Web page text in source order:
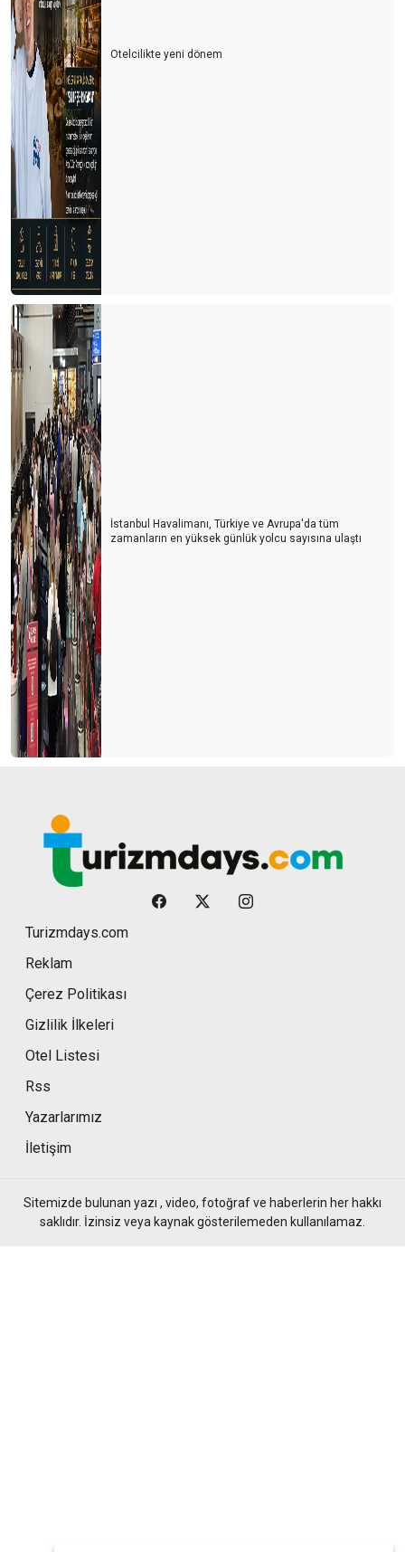
Otelcilikte yeni dönem
İstanbul Havalimanı, Türkiye ve Avrupa'da tüm
zamanların en yüksek günlük yolcu sayısına ulaştı
Turizmdays.com
Reklam
Çerez Politikası
Gizlilik İlkeleri
Otel Listesi
Rss
Yazarlarımız
İletişim
Sitemizde bulunan yazı , video, fotoğraf ve haberlerin her hakkı
saklıdır. İzinsiz veya kaynak gösterilemeden kullanılamaz.